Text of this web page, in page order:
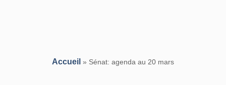
Accueil » Sénat: agenda au 20 mars